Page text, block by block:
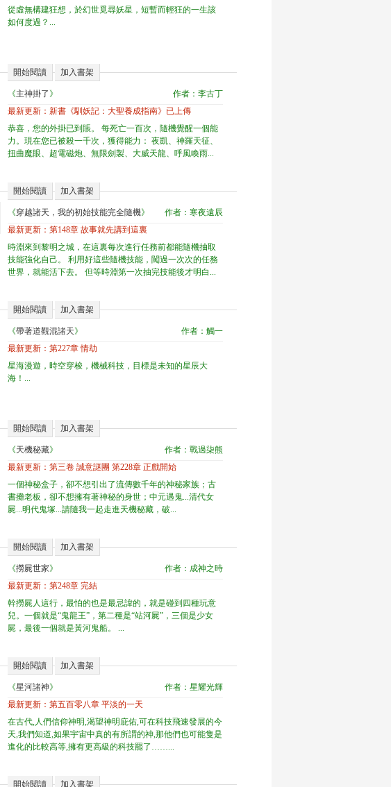
從虛無構建狂想，於幻世覓尋妖星，短暫而輕狂的一生該
如何度過？...
開始閱讀 加入書架
《主神掛了 》
作者：李古丁
最新更新： 新書《馴妖記：大聖養成指南》已上傳
恭喜，您的外掛已到賬。 每死亡一百次，隨機覺醒一個能
力。現在您已被殺一千次，獲得能力： 夜凱、神羅天征、
扭曲魔眼、超電磁炮、無限劍製、大威天龍、呼風喚雨...
開始閱讀 加入書架
《穿越諸天，我的初始技能完全隨機》
作者：寒夜遠辰
最新更新： 第148章 故事就先講到這裏
時淵來到黎明之城，在這裏每次進行任務前都能隨機抽取
技能強化自己。 利用好這些隨機技能，闖過一次次的任務
世界，就能活下去。 但等時淵第一次抽完技能後才明白...
開始閱讀 加入書架
《帶著道觀混諸天》
作者：觸一
最新更新： 第227章 情劫
星海漫遊，時空穿梭，機械科技，目標是未知的星辰大
海！...
開始閱讀 加入書架
《天機秘藏》
作者：戰過柒熊
最新更新： 第三卷 誠意謎團 第228章 正戲開始
一個神秘盒子，卻不想引出了流傳數千年的神秘家族；古
書攤老板，卻不想擁有著神秘的身世；中元遇鬼...清代女
屍...明代鬼塚...請隨我一起走進天機秘藏，破...
開始閱讀 加入書架
《撈屍世家》
作者：成神之時
最新更新： 第248章 完結
幹撈屍人這行，最怕的也是最忌諱的，就是碰到四種玩意
兒。一個就是“鬼龍王”，第二種是“站河屍”，三個是少女
屍，最後一個就是黃河鬼船。 ...
開始閱讀 加入書架
《星河諸神》
作者：星耀光輝
最新更新： 第五百零八章 平淡的一天
在古代,人們信仰神明,渴望神明庇佑,可在科技飛速發展的今
天,我們知道,如果宇宙中真的有所謂的神,那他們也可能隻是
進化的比較高等,擁有更高級的科技罷了……...
開始閱讀 加入書架